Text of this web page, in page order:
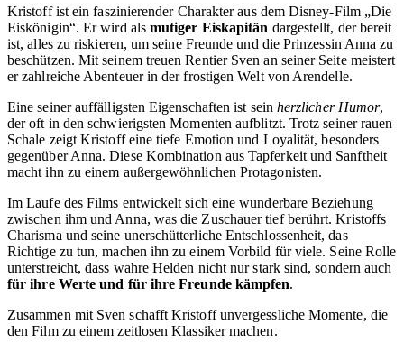
Kristoff ist ein faszinierender Charakter aus dem Disney-Film „Die
Eiskönigin“. Er wird alsmutiger Eiskapitän dargestellt, der bereit
ist, alles zu riskieren, um seine Freunde und die Prinzessin Anna zu
beschützen. Mit seinem treuen Rentier Sven an seiner Seite meistert
er zahlreiche Abenteuer in der frostigen Welt von Arendelle.
Eine seiner auffälligsten Eigenschaften ist sein herzlicher Humor,
der oft in den schwierigsten Momenten aufblitzt. Trotz seiner rauen
Schale zeigt Kristoff eine tiefe Emotion und Loyalität, besonders
gegenüber Anna. Diese Kombination aus Tapferkeit und Sanftheit
macht ihn zu einem außergewöhnlichen Protagonisten.
Im Laufe des Films entwickelt sich eine wunderbare Beziehung
zwischen ihm und Anna, was die Zuschauer tief berührt. Kristoffs
Charisma und seine unerschütterliche Entschlossenheit, das
Richtige zu tun, machen ihn zu einem Vorbild für viele. Seine Rolle
unterstreicht, dass wahre Helden nicht nur stark sind, sondern auch
für ihre Werte und für ihre Freunde kämpfen.
Zusammen mit Sven schafft Kristoff unvergessliche Momente, die
den Film zu einem zeitlosen Klassiker machen.